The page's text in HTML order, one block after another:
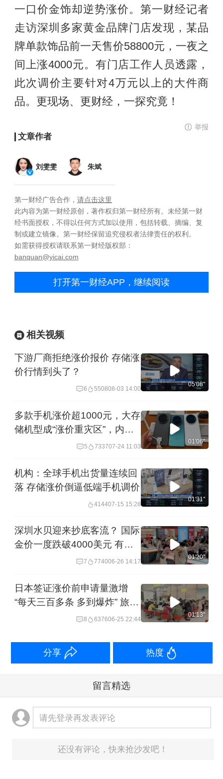
一口价金饰却逆势涨价。第一财经记者
走访深圳多家黄金品牌门店发现，某品
牌单款饰品前一天售价58800元，一夜之
间上涨4000元。有门店工作人员透露，
此次调价主要针对4万元以上的大件商
品。更现场、更财经，一探究竟！
举报
文章作者
刘雯雯 朱斌
第一财经广告合作， 请点击这里
此内容为第一财经原创，著作权归第一财经所有。未经第一财
经书面授权，不得以任何方式加以使用，包括转载、摘编、复
制或建立镜像。第一财经保留追究侵权者法律责任的权利。
如需获得授权请联系第一财经版权部：
banquan@yicai.com
打开第一财经APP，继续阅读
相关视频
下游厂商拒绝涨价报价 存储涨
价行情到头了？
6 550808-03 14:00
05'08''
多款手机涨价超1000元，大存
储机型成“涨价重灾区”，内存
和原材料飙涨是“元凶”，“越等
5 733707-24 11:03
01'06''
机构：全球手机出货量连续回
落 存储涨价倒逼低端手机调价
414407-15 15:28
01'31''
深圳水贝迎来抄底客流？ 国际
金价一度跌破4000美元 有门
店爆满但成交不及去年一半 刚
一探
7 774006-26 14:17
01'20''
日本签证涨价前申请量激增
“每天三百多条 多到爆炸” 旅行
社忙不过来 涨价提高门槛 申
探
8 637606-25 22:44
01'13''
分享 热度
留言精选
请先登录再发表评论
还没有评论，快来抢沙发吧！